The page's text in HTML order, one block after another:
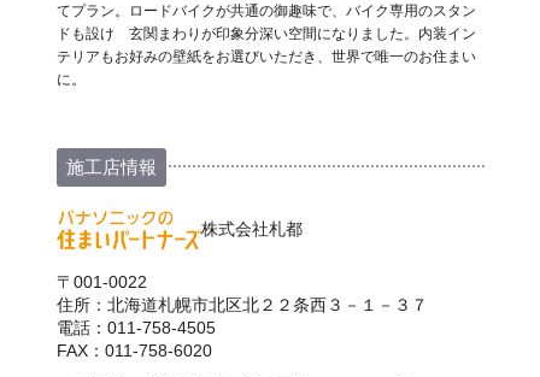
てプラン。ロードバイクが共通の御趣味で、バイク専用のスタン
ドも設け 玄関まわりが印象分深い空間になりました。内装イン
テリアもお好みの壁紙をお選びいただき、世界で唯一のお住まい
に。
施工店情報
株式会社札都
〒001-0022
住所：北海道札幌市北区北２２条西３－１－３７
電話：011-758-4505
FAX：011-758-6020